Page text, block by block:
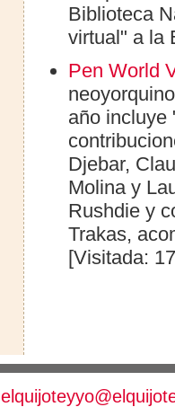
Biblioteca
virtual" a la
Pen World
año incluye
Djebar,
Molina y
Rushdie y
Trakas,
[Visitada: